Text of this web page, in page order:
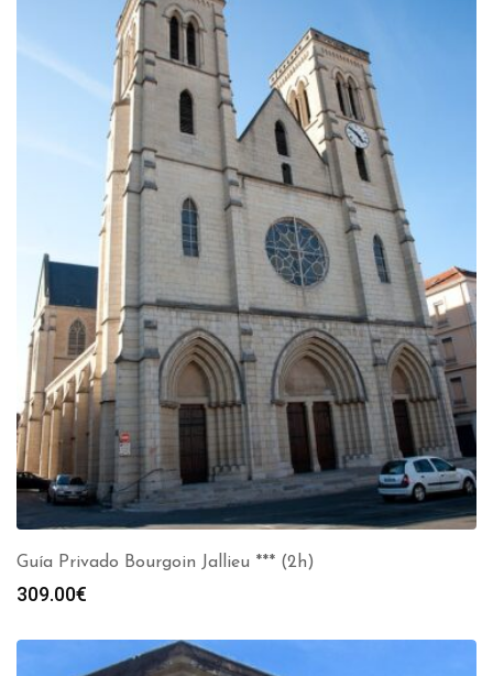
Guía Privado Bourgoin Jallieu *** (2h)
309.00€